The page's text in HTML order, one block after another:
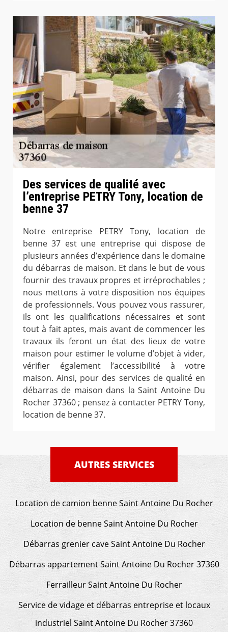
Des services de qualité avec
l’entreprise PETRY Tony, location de
benne 37
Notre entreprise PETRY Tony, location de
benne 37 est une entreprise qui dispose de
plusieurs années d’expérience dans le domaine
du débarras de maison. Et dans le but de vous
fournir des travaux propres et irréprochables ;
nous mettons à votre disposition nos équipes
de professionnels. Vous pouvez vous rassurer,
ils ont les qualifications nécessaires et sont
tout à fait aptes, mais avant de commencer les
travaux ils feront un état des lieux de votre
maison pour estimer le volume d’objet à vider,
vérifier également l’accessibilité à votre
maison. Ainsi, pour des services de qualité en
débarras de maison dans la Saint Antoine Du
Rocher 37360 ; pensez à contacter PETRY Tony,
location de benne 37.
AUTRES SERVICES
Location de camion benne Saint Antoine Du Rocher
Location de benne Saint Antoine Du Rocher
Débarras grenier cave Saint Antoine Du Rocher
Débarras appartement Saint Antoine Du Rocher 37360
Ferrailleur Saint Antoine Du Rocher
Service de vidage et débarras entreprise et locaux
industriel Saint Antoine Du Rocher 37360